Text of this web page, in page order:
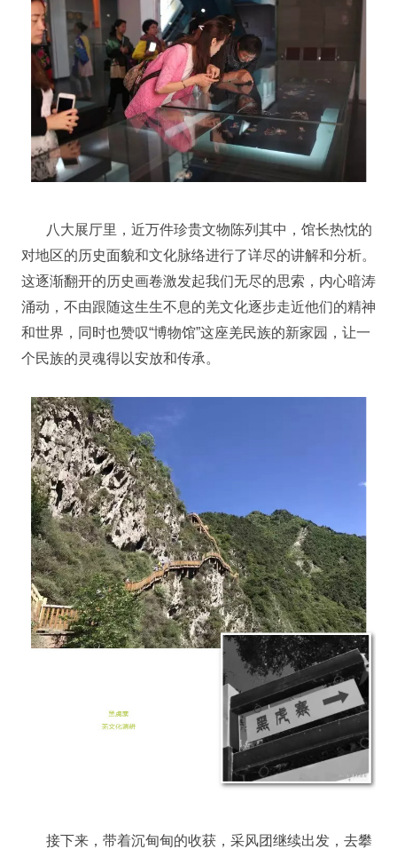
八大展厅里，近万件珍贵文物陈列其中，馆长热忱的
对地区的历史面貌和文化脉络进行了详尽的讲解和分析。
这逐渐翻开的历史画卷激发起我们无尽的思索，内心暗涛
涌动，不由跟随这生生不息的羌文化逐步走近他们的精神
和世界，同时也赞叹“博物馆”这座羌民族的新家园，让一
个民族的灵魂得以安放和传承。
接下来，带着沉甸甸的收获，采风团继续出发，去攀